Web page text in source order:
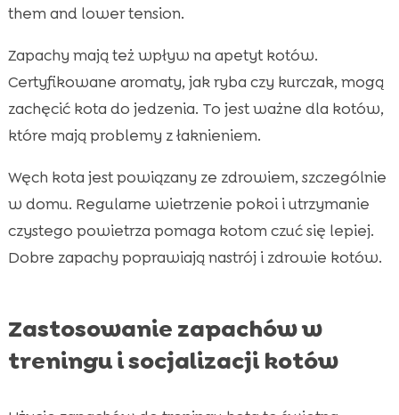
them and lower tension.
Zapachy mają też wpływ na apetyt kotów.
Certyfikowane aromaty, jak ryba czy kurczak, mogą
zachęcić kota do jedzenia. To jest ważne dla kotów,
które mają problemy z łaknieniem.
Węch kota jest powiązany ze zdrowiem, szczególnie
w domu. Regularne wietrzenie pokoi i utrzymanie
czystego powietrza pomaga kotom czuć się lepiej.
Dobre zapachy poprawiają nastrój i zdrowie kotów.
Zastosowanie zapachów w
treningu i socjalizacji kotów